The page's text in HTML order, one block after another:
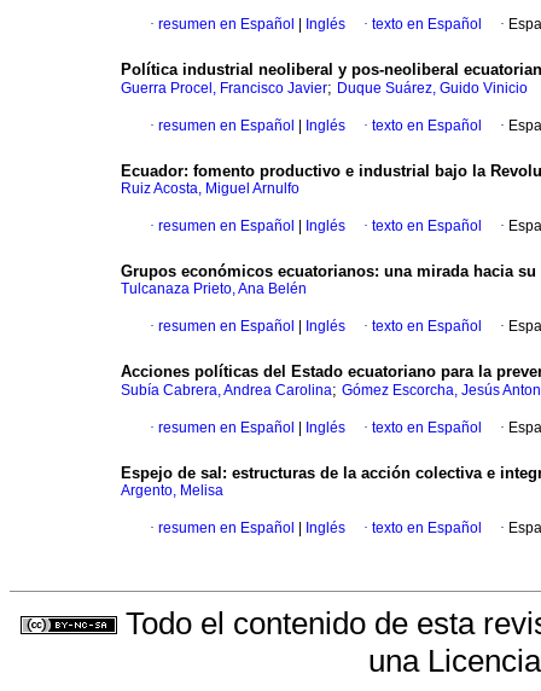
· resumen en Español Inglés · texto en Español ·
Política industrial neoliberal y pos-neoliberal
Guerra Procel, Francisco Javier; Duque Suárez, Guido Vinicio
· resumen en Español Inglés · texto en Español ·
Ecuador: fomento productivo e industrial bajo la
Ruiz Acosta, Miguel Arnulfo
· resumen en Español Inglés · texto en Español ·
Grupos económicos ecuatorianos: una mirada hacia su
Tulcanaza Prieto, Ana Belén
· resumen en Español Inglés · texto en Español ·
Acciones políticas del Estado ecuatoriano para la
Subía Cabrera, Andrea Carolina; Gómez Escorcha, Jesús
· resumen en Español Inglés · texto en Español ·
Espejo de sal: estructuras de la acción colectiva e
Argento, Melisa
· resumen en Español Inglés · texto en Español ·
Todo el contenido de esta
una